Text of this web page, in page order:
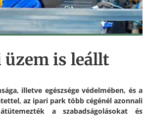
üzem is leállt
illetve egészsége védelmében, és a
az ipari park több cégénél azonnali
a szabadságolásokat és